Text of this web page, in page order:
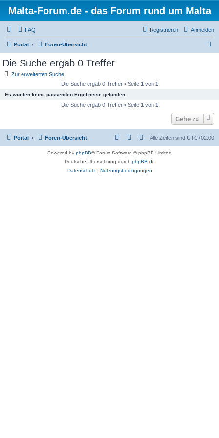
Malta-Forum.de - das Forum rund um Malta
FAQ Anmelden
Registrieren
Portal Foren-Übersicht
Die Suche ergab 0 Treffer
Zur erweiterten Suche
Die Suche ergab 0 Treffer • Seite 1 von 1
Es wurden keine passenden Ergebnisse gefunden.
Die Suche ergab 0 Treffer • Seite 1 von 1
Gehe zu
Portal Foren-Übersicht Alle Zeiten sind UTC+02:00
Powered by phpBB® Forum Software © phpBB Limited
Deutsche Übersetzung durch phpBB.de
Datenschutz| Nutzungsbedingungen